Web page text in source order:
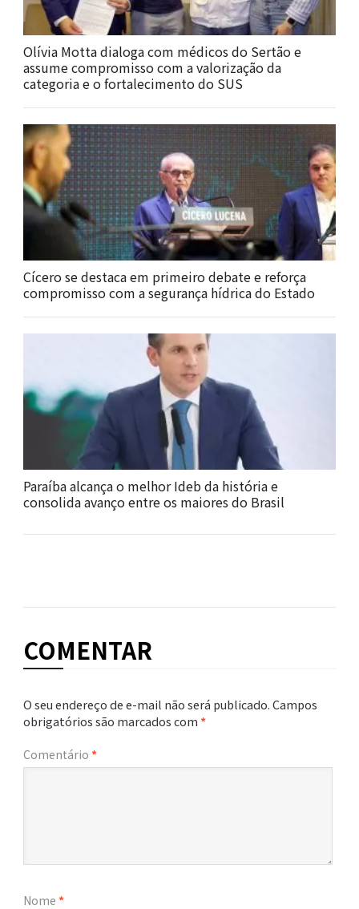
Olívia Motta dialoga com médicos do Sertão e
assume compromisso com a valorização da
categoria e o fortalecimento do SUS
Cícero se destaca em primeiro debate e reforça
compromisso com a segurança hídrica do Estado
Paraíba alcança o melhor Ideb da história e
consolida avanço entre os maiores do Brasil
COMENTAR
O seu endereço de e-mail não será publicado.Campos
obrigatórios são marcados com*
Comentário *
Nome *